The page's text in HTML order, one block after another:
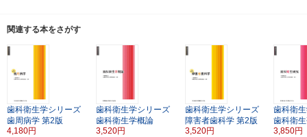
関連する本をさがす
歯科衛生学シリーズ
歯周病学 第2版
4,180円
歯科衛生学シリーズ
歯科衛生学概論
3,520円
歯科衛生学シリーズ
障害者歯科学 第2版
3,520円
歯科衛
歯科衛
3,850円